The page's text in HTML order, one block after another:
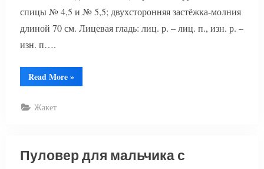
спицы № 4,5 и № 5,5; двухсторонняя застёжка-молния
длиной 70 см. Лицевая гладь: лиц. р. – лиц. п., изн. р. –
изн. п….
Read More“Вязание
жакета
»
Жакет
Пуловер для мальчика с